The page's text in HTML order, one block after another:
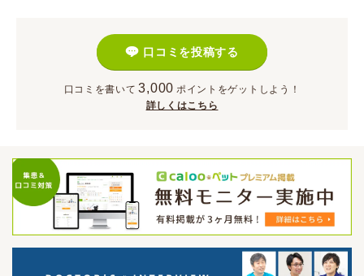
口コミを投稿する
口コミを書いて 3,000 ポイント をゲットしよう！
詳しくはこちら